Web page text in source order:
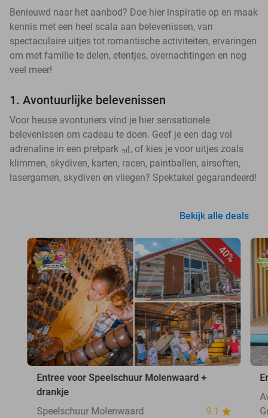
Benieuwd naar het aanbod? Doe hier inspiratie op en maak
kennis met een heel scala aan belevenissen, van
spectaculaire uitjes tot romantische activiteiten, ervaringen
om met familie te delen, etentjes, overnachtingen en nog
veel meer!
1. Avontuurlijke belevenissen
Voor heuse avonturiers vind je hier sensationele
belevenissen om cadeau te doen. Geef je een dag vol
adrenaline in een pretpark 🎢, of kies je voor uitjes zoals
klimmen, skydiven, karten, racen, paintballen, airsoften,
lasergamen, skydiven en vliegen? Spektakel gegarandeerd!
Bekijk alle deals
40%
Entree voor Speelschuur Molenwaard +
drankje
Speelschuur Molenwaard
9.1